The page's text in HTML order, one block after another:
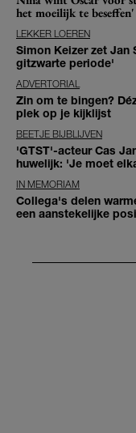
het moeilijk te beseffen'
LEKKER LOEREN
Simon Keizer zet Jan
gitzwarte periode'
ADVERTORIAL
Zin om te bingen?
plek op je kijklijst
BEETJE BIJBLIJVEN
'GTST'-acteur Cas
huwelijk: 'Je moet
IN MEMORIAM
Collega's delen
een aanstekelijke